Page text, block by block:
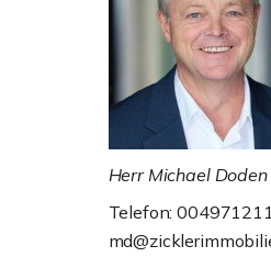
Herr Michael Doden
Telefon: